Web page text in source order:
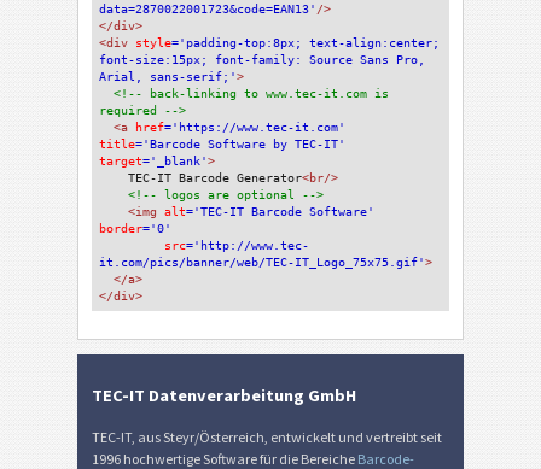
data=2870022001723&code=EAN13' />
</div>
<div style='padding-top:8px; text-align:center;
font-size:15px; font-family: Source Sans Pro,
Arial, sans-serif;'>
<!-- back-linking to www.tec-it.com is
required -->
<a href='https://www.tec-it.com'
title='Barcode Software by TEC-IT'
target='_blank'>
TEC-IT Barcode Generator<br/>
<!-- logos are optional -->
<img alt='TEC-IT Barcode Software'
border='0'
src='http://www.tec-
it.com/pics/banner/web/TEC-IT_Logo_75x75.gif'>
</a>
</div>
TEC-IT Datenverarbeitung GmbH
TEC-IT, aus Steyr/Österreich, entwickelt und vertreibt seit
1996 hochwertige Software für die Bereiche Barcode-